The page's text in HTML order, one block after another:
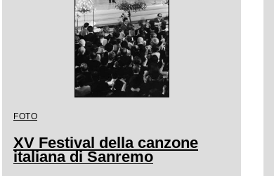
FOTO
XV Festival della canzone
italiana di Sanremo